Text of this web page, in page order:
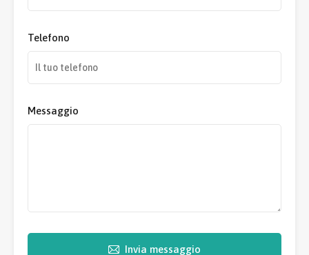
Telefono
Messaggio
Invia messaggio